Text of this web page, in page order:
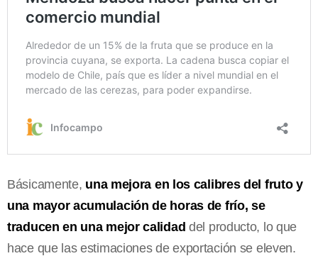
Básicamente, una mejora en los calibres del fruto y
una mayor acumulación de horas de frío, se
traducen en una mejor calidad del producto, lo que
hace que las estimaciones de exportación se eleven.